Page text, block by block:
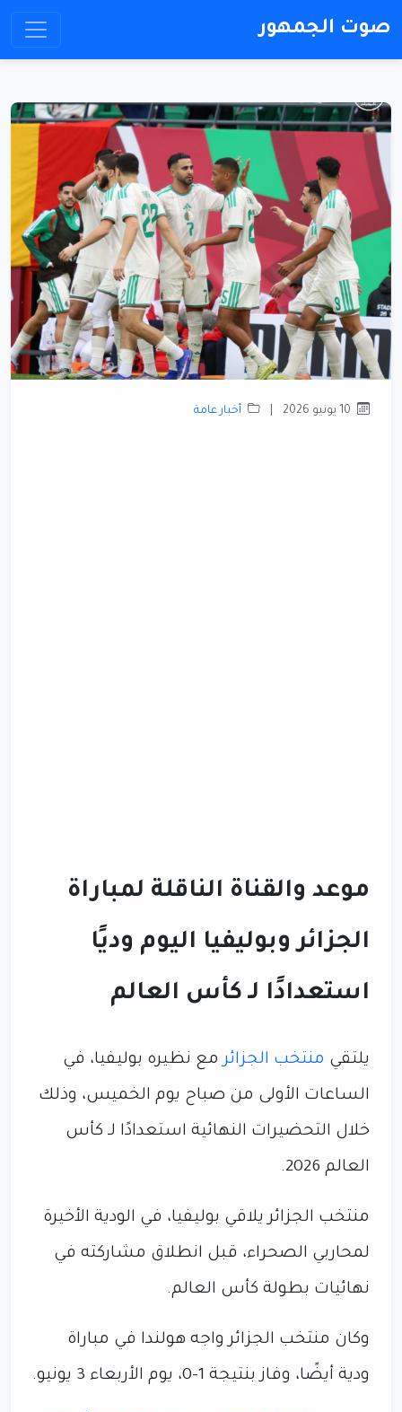
صوت الجمهور
أخبار عامة
موعد والقناة الناقلة لمباراة
الجزائر وبوليفيا اليوم وديًا
استعدادًا لـ كأس العالم
يلتقي منتخب الجزائر مع نظيره بوليفيا، في
الساعات الأولى من صباح يوم الخميس، وذلك
خلال التحضيرات النهائية استعدادًا لـ كأس
العالم 2026.
منتخب الجزائر يلاقي بوليفيا، في الودية الأخيرة
لمحاربي الصحراء، قبل انطلاق مشاركته في
نهائيات بطولة كأس العالم.
وكان منتخب الجزائر واجه هولندا في مباراة
ودية أيضًا، وفاز بنتيجة 1-0، يوم الأربعاء 3 يونيو.